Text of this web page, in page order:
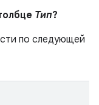
Тип?
по следующей